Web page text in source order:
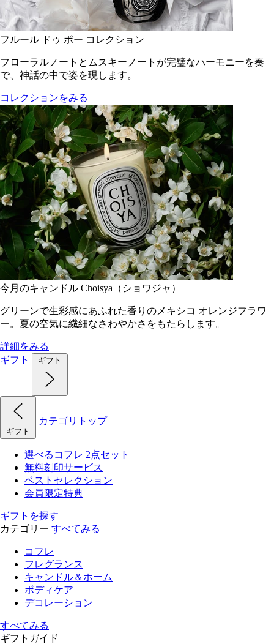
フルール ドゥ ポー コレクション
フローラルノートとムスキーノートが完璧なハーモニーを奏
で、神話の中で姿を現します。
コレクションをみる
今月のキャンドル Choisya（ショワジャ）
グリーンで生彩感にあふれた香りのメキシコ オレンジフラワ
ー。夏の空気に繊細なさわやかさをもたらします。
詳細をみる
ギフト
ギフト
ギフト
カテゴリトップ
選べるコフレ 2点セット
無料刻印サービス
ベストセレクション
会員限定特典
ギフトを探す
カテゴリー すべてみる
コフレ
フレグランス
キャンドル＆ホーム
ボディケア
デコレーション
すべてみる
ギフトガイド